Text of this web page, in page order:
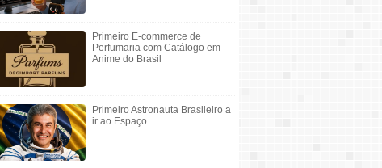
Primeiro E-commerce de
Perfumaria com Catálogo em
Anime do Brasil
Primeiro Astronauta Brasileiro a
ir ao Espaço